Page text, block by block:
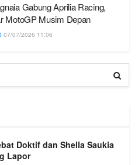
Gabung Aprilia Racing,
MotoGP Musim Depan
07/07/2026 11:06
Doktif dan Shella Saukia
Lapor